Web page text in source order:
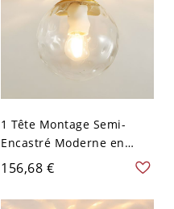
1 Tête Montage Semi-
Encastré Moderne en
Métal Doré Semi-
Plafonnier à Abat-Jour en
Verre - 110 V-120 V
156,68 €